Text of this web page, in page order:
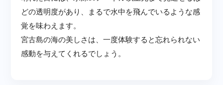
どの透明度があり、まるで水中を飛んでいるような感
覚を味わえます。
宮古島の海の美しさは、一度体験すると忘れられない
感動を与えてくれるでしょう。